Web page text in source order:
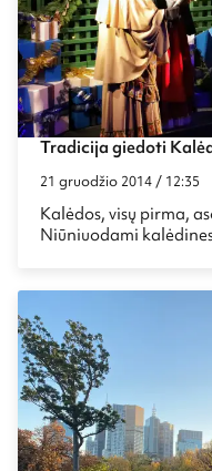
Tradicija giedoti
21 gruodžio 2014 / 12:35
Kalėdos, visų pirma,
Niūniuodami
kurioje per šias
paprastai tvyro
ne elnių traukiamose
banglentės.